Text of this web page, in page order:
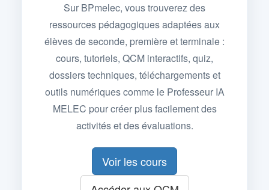
Sur BPmelec, vous trouverez des
ressources pédagogiques adaptées aux
élèves de seconde, première et terminale :
cours, tutoriels, QCM interactifs, quiz,
dossiers techniques, téléchargements et
outils numériques comme le Professeur IA
MELEC pour créer plus facilement des
activités et des évaluations.
Voir les cours